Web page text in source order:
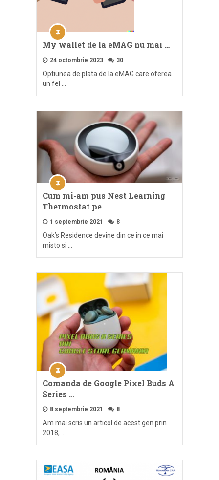
My wallet de la eMAG nu mai …
24 octombrie 2023 30
Optiunea de plata de la eMAG care oferea
un fel …
Cum mi-am pus Nest Learning
Thermostat pe …
1 septembrie 2021 8
Oak’s Residence devine din ce in ce mai
misto si …
Comanda de Google Pixel Buds A
Series …
8 septembrie 2021 8
Am mai scris un articol de acest gen prin
2018, …